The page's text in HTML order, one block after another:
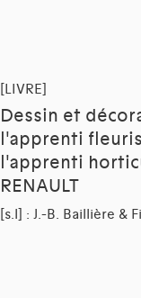
[LIVRE]
Dessin et
l'apprenti
l'apprenti
RENAULT
[s.l] : J.-B. Baillière &